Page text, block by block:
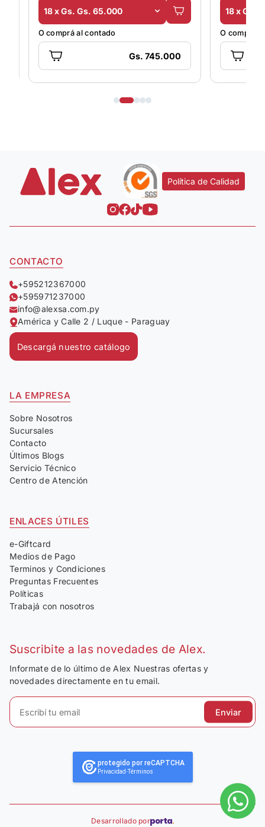
18 x Gs. Gs. 65.000
O comprá al contado
Gs. 745.000
18 x Gs.
O comprá
Política de Calidad
CONTACTO
+595212367000
+595971237000
info@alexsa.com.py
América y Calle 2 / Luque - Paraguay
Descargá nuestro catálogo
LA EMPRESA
Sobre Nosotros
Sucursales
Contacto
Últimos Blogs
Servicio Técnico
Centro de Atención
ENLACES ÚTILES
e-Giftcard
Medios de Pago
Terminos y Condiciones
Preguntas Frecuentes
Políticas
Trabajá con nosotros
Suscribite a las novedades de Alex.
Informate de lo último de Alex Nuestras ofertas y
novedades directamente en tu email.
Enviar
protegido por reCAPTCHA
Privacidad-Términos
Desarrollado por